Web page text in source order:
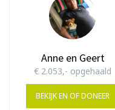
Anne en Geert
€ 2.053,- opgehaald
BEKIJK EN OF DONEER